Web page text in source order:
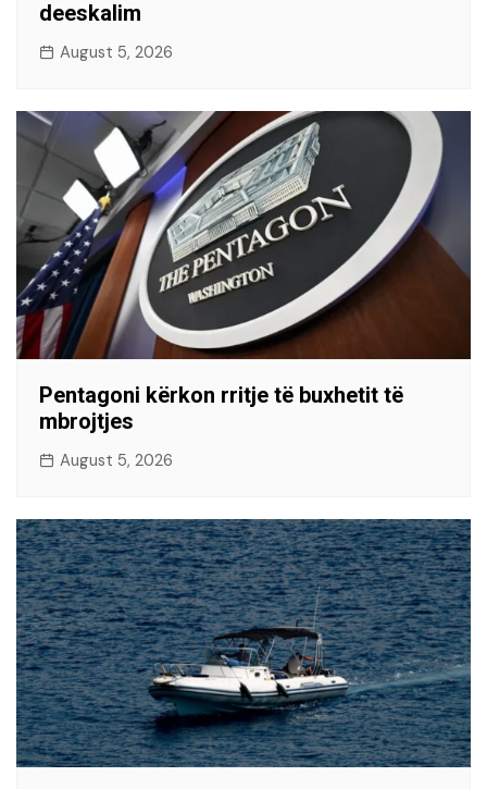
deeskalim
August 5, 2026
Pentagoni kërkon rritje të buxhetit të
mbrojtjes
August 5, 2026